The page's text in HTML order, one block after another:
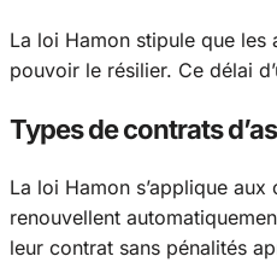
La loi Hamon stipule que les
pouvoir le résilier. Ce délai
Types de contrats
La loi Hamon s’applique
renouvellent
leur contrat sans pénalités